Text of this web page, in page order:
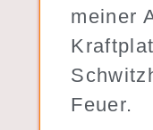
meiner
Feuer.